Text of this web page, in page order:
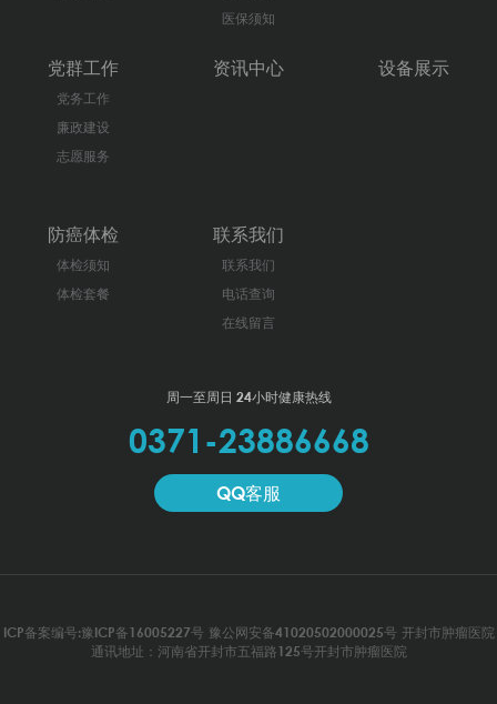
医保须知
党群工作
党务工作
廉政建设
志愿服务
资讯中心 设备展示
防癌体检
体检须知
体检套餐
联系我们
联系我们
电话查询
在线留言
周一至周日 24小时健康热线
0371-23886668
QQ客服
ICP备案编号:豫ICP备16005227号 豫公网安备41020502000025号 开封市肿瘤医院
通讯地址：河南省开封市五福路125号开封市肿瘤医院